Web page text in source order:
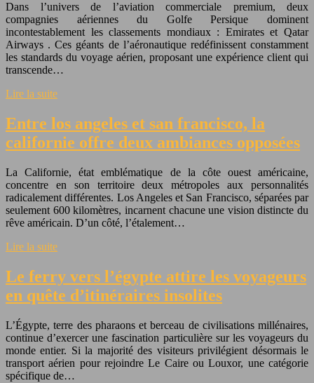
Dans l’univers de l’aviation commerciale premium, deux
compagnies aériennes du Golfe Persique dominent
incontestablement les classements mondiaux : Emirates et Qatar
Airways . Ces géants de l’aéronautique redéfinissent constamment
les standards du voyage aérien, proposant une expérience client qui
transcende…
Lire la suite
Entre los angeles et san francisco, la
californie offre deux ambiances opposées
La Californie, état emblématique de la côte ouest américaine,
concentre en son territoire deux métropoles aux personnalités
radicalement différentes. Los Angeles et San Francisco, séparées par
seulement 600 kilomètres, incarnent chacune une vision distincte du
rêve américain. D’un côté, l’étalement…
Lire la suite
Le ferry vers l’égypte attire les voyageurs
en quête d’itinéraires insolites
L’Égypte, terre des pharaons et berceau de civilisations millénaires,
continue d’exercer une fascination particulière sur les voyageurs du
monde entier. Si la majorité des visiteurs privilégient désormais le
transport aérien pour rejoindre Le Caire ou Louxor, une catégorie
spécifique de…